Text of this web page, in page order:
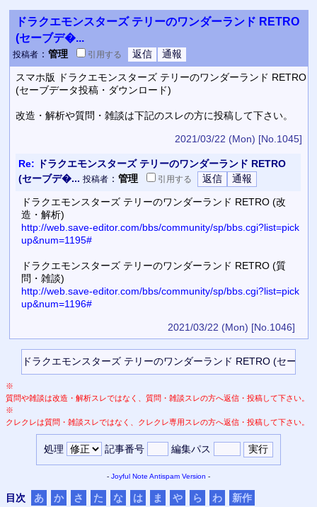
ドラクエモンスターズ テリーのワンダーランド RETRO
(セーブデ�...
投稿者： 管理 引用する
スマホ版 ドラクエモンスターズ テリーのワンダーランド RETRO
(セーブデータ投稿・ダウンロード)
改造・解析や質問・雑談は下記のスレの方に投稿して下さい。
2021/03/22 (Mon) [No.1045]
Re: ドラクエモンスターズ テリーのワンダーランド RETRO
(セーブデ�... 投稿者： 管理 引用する
ドラクエモンスターズ テリーのワンダーランド RETRO (改
造・解析)
http://web.save-editor.com/bbs/community/sp/bbs.cgi?list=pick
up&num=1195#
ドラクエモンスターズ テリーのワンダーランド RETRO (質
問・雑談)
http://web.save-editor.com/bbs/community/sp/bbs.cgi?list=pick
up&num=1196#
2021/03/22 (Mon) [No.1046]
※
質問や雑談は改造・解析スレではなく、質問・雑談スレの方へ返信・投稿して下さい。
※
クレクレは質問・雑談スレではなく、クレクレ専用スレの方へ返信・投稿して下さい。
処理 記事番号 編集パス
- Joyful Note Antispam Version -
目次 あ か さ た な は ま や ら わ
新作